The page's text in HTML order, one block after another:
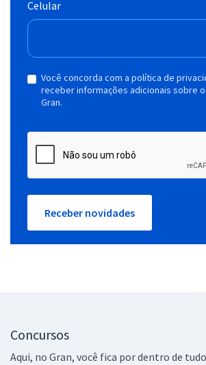
Celular
Você concorda com a política de
receber informações adicionais sobre
Gran.
Receber novidades
Concursos
Aqui, no Gran, você fica por dentro de